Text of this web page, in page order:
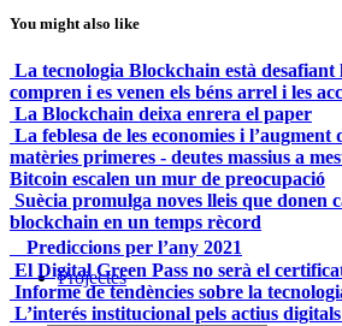
Projectes
You might also like
La tecnologia Blockchain està desafiant
compren i es venen els béns arrel i les
La Blockchain deixa enrera el paper
La feblesa de les economies i l’augment
matèries primeres - deutes massius a
Bitcoin escalen un mur de preocupació
Suècia promulga noves lleis que donen
blockchain en un temps rècord
Prediccions per l’any 2021
El Digital Green Pass no serà el
Informe de tendències sobre la
L’interés institucional pels actius